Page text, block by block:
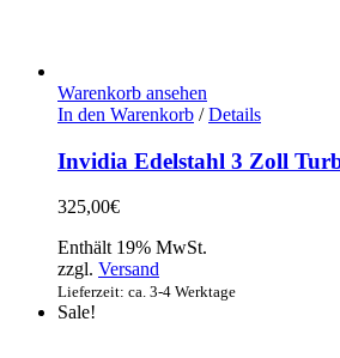
Warenkorb ansehen
In den Warenkorb / Details
Invidia Edelstahl 3 Zoll
325,00€
Enthält 19% MwSt.
zzgl. Versand
Lieferzeit: ca. 3-4 Werktage
Sale!